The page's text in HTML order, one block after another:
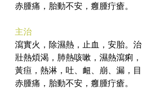
赤腫痛，胎動不安，癰腫疔瘡。
主治
瀉實火，除濕熱，止血，安胎。治
壯熱煩渴，肺熱咳嗽，濕熱瀉痢，
黃疸，熱淋，吐、衄、崩、漏，目
赤腫痛，胎動不安，癰腫疔瘡。